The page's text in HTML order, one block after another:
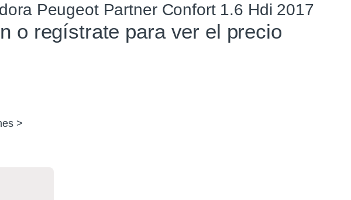
Peugeot Partner Confort 1.6 Hdi 2017
o regístrate para ver el precio
>